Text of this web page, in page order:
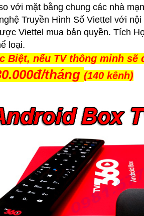
với mặt bằng chung các nhà
Truyền Hình Số Viettel với
Viettel mua bản quyền. Tích
loại.
Biệt, nếu TV thông minh sẽ
tháng (140 kênh)